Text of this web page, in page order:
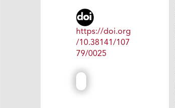
https://doi.org
/10.38141/107
79/0025